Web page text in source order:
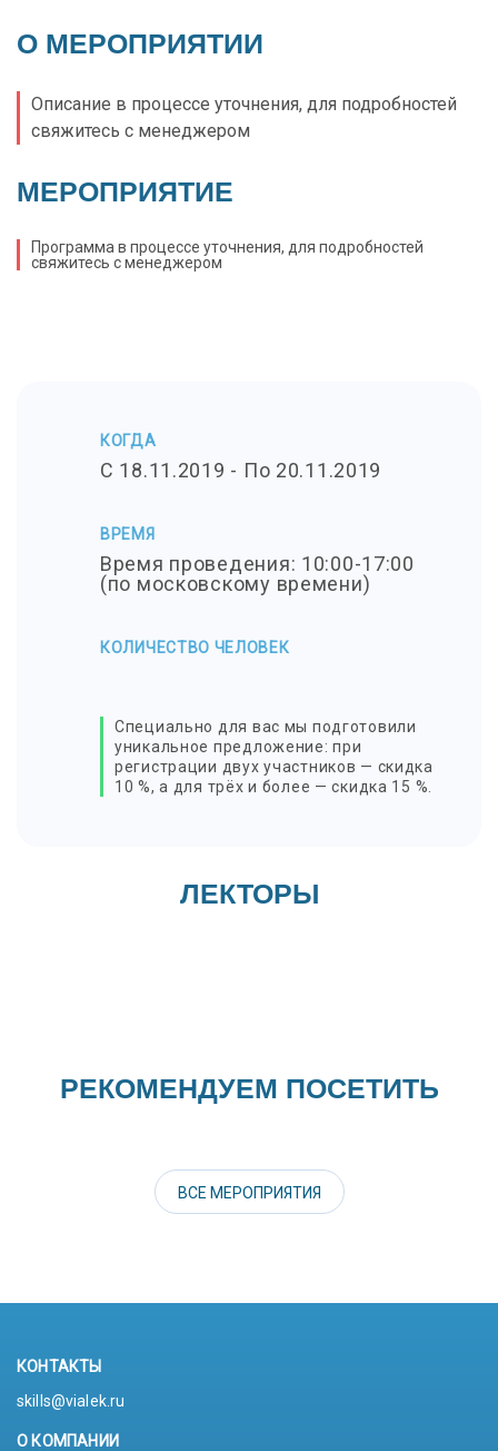
О МЕРОПРИЯТИИ
Описание в процессе уточнения, для подробностей
свяжитесь с менеджером
МЕРОПРИЯТИЕ
Программа в процессе уточнения, для подробностей
свяжитесь с менеджером
КОГДА
C 18.11.2019 - По 20.11.2019
ВРЕМЯ
Время проведения: 10:00-17:00
(по московскому времени)
КОЛИЧЕСТВО ЧЕЛОВЕК
Специально для вас мы подготовили
уникальное предложение: при
регистрации двух участников — скидка
10 %, а для трёх и более — скидка 15 %.
ЛЕКТОРЫ
РЕКОМЕНДУЕМ ПОСЕТИТЬ
ВСЕ МЕРОПРИЯТИЯ
КОНТАКТЫ
skills@vialek.ru
О КОМПАНИИ